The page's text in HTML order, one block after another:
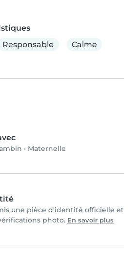
Responsable Calme
• Maternelle
une pièce d'identité officielle et
photo. En savoir plus